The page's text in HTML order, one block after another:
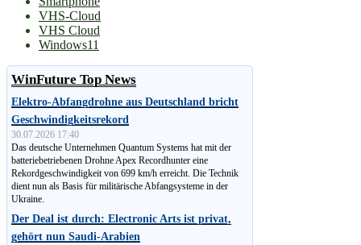
VHS-Cloud
VHS Cloud
Windows11
WinFuture Top News
Elektro-Abfangdrohne aus Deutschland bricht
Geschwindigkeitsrekord
30.07.2026 17:40
Das deutsche Unternehmen Quantum Systems hat mit der
batteriebetriebenen Drohne Apex Recordhunter eine
Rekordgeschwindigkeit von 699 km/h erreicht. Die Technik
dient nun als Basis für militärische Abfangsysteme in der
Ukraine.
Der Deal ist durch: Electronic Arts ist privat,
gehört nun Saudi-Arabien